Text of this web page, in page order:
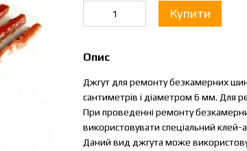
Купити
Опис
Джгут для ремонту безкамерних
сантиметрів і діаметром 6 мм. Для
При проведенні ремонту
використовувати спеціальний клей-
Даний вид джгута може